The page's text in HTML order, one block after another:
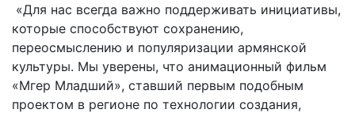
«Для нас всегда важно поддерживать инициативы,
которые способствуют сохранению,
переосмыслению и популяризации армянской
культуры. Мы уверены, что анимационный фильм
«Мгер Младший», ставший первым подобным
проектом в регионе по технологии создания,